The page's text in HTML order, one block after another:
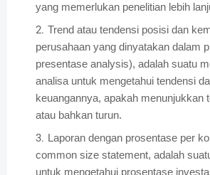
yang memerlukan penelitian lebih
Trend atau tendensi posisi dan
perusahaan yang dinyatakan dalam
presentase analysis), adalah suatu
analisa untuk mengetahui tendensi
keuangannya, apakah menunjukkan
atau bahkan turun.
Laporan dengan prosentase per
common size statement, adalah
untuk mengetahui prosentase